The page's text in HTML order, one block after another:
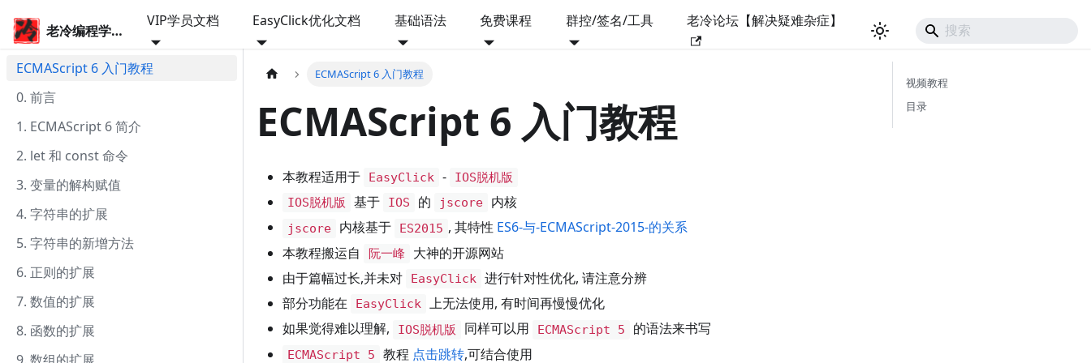
老冷编程学院
VIP学员文档 EasyClick优化文档 基础语法 免费课程 群控/签名/工具 老冷论坛【解决疑难杂症】
ECMAScript 6 入门教程
0. 前言
1. ECMAScript 6 简介
2. let 和 const 命令
3. 变量的解构赋值
4. 字符串的扩展
5. 字符串的新增方法
6. 正则的扩展
7. 数值的扩展
8. 函数的扩展
ECMAScript 6 入门教程
ECMAScript 6 入门教程
本教程适用于 EasyClick -
IOS脱机版
IOS脱机版
基于 IOS 的 jscore 内核
jscore 内核基于 ES2015 , 其特性 ES6-与-ECMAScript-2015-的关系
本教程搬运自
阮一峰
大神的开源网站
由于篇幅过长,并未对
EasyClick 进行针对性优化, 请注意分辨
部分功能在
EasyClick 上无法使用, 有时间再慢慢优化
如果觉得难以理解,
IOS脱机版 同样可以用 ECMAScript 5 的语法来书写
ECMAScript 5 教程 点击跳转,可结合使用
视频教程
目录